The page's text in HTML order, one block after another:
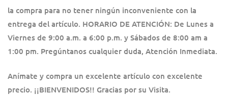
la compra para no tener ningún inconveniente con la
entrega del artículo. HORARIO DE ATENCIÓN: De Lunes a
Viernes de 9:00 a.m. a 6:00 p.m. y Sábados de 8:00 am a
1:00 pm. Pregúntanos cualquier duda, Atención Inmediata.
Anímate y compra un excelente artículo con excelente
precio. ¡¡BIENVENIDOS!! Gracias por su Visita.